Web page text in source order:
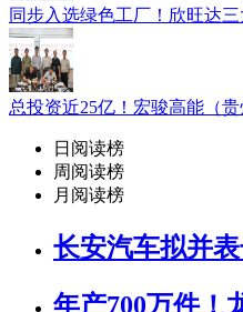
同步入选绿色工厂！欣旺达
总投资近25亿！宏骏高能（
日阅读榜
周阅读榜
月阅读榜
长安汽车拟并
年产700万件！